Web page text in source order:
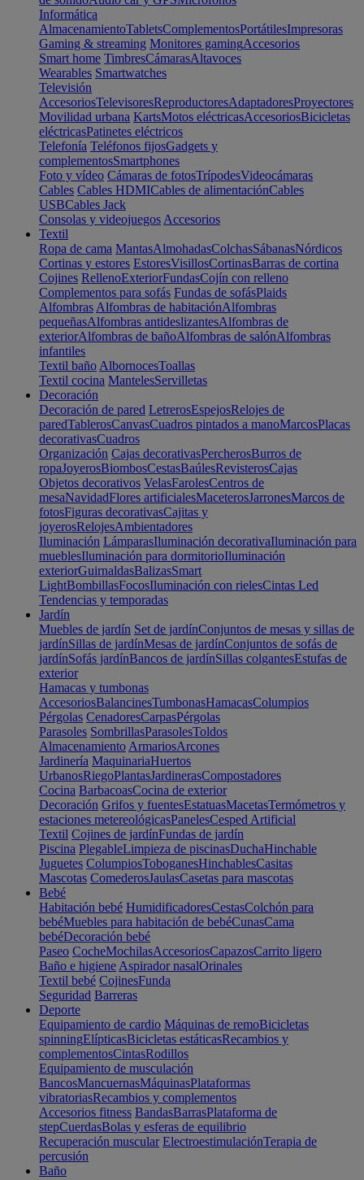
Informática
AlmacenamientoTabletsComplementosPortátilesImpresoras
Gaming & streaming Monitores gamingAccesorios
Smart home TimbresCámarasAltavoces
Wearables Smartwatches
Televisión
AccesoriosTelevisoresReproductoresAdaptadoresProyectores
Movilidad urbana KartsMotos eléctricasAccesoriosBicicletas
eléctricasPatinetes eléctricos
Telefonía Teléfonos fijosGadgets y
complementosSmartphones
Foto y vídeo Cámaras de fotosTrípodesVideocámaras
Cables Cables HDMICables de alimentaciónCables
USBCables Jack
Consolas y videojuegos Accesorios
Textil
Ropa de cama MantasAlmohadasColchasSábanasNórdicos
Cortinas y estores EstoresVisillosCortinasBarras de cortina
Cojines RellenoExteriorFundasCojín con relleno
Complementos para sofás Fundas de sofásPlaids
Alfombras Alfombras de habitaciónAlfombras
pequeñasAlfombras antideslizantesAlfombras de
exteriorAlfombras de bañoAlfombras de salónAlfombras
infantiles
Textil baño AlbornocesToallas
Textil cocina MantelesServilletas
Decoración
Decoración de pared LetrerosEspejosRelojes de
paredTablerosCanvasCuadros pintados a manoMarcosPlacas
decorativasCuadros
Organización Cajas decorativasPercherosBurros de
ropaJoyerosBiombosCestasBaúlesRevisterosCajas
Objetos decorativos VelasFarolesCentros de
mesaNavidadFlores artificialesMaceterosJarronesMarcos de
fotosFiguras decorativasCajitas y
joyerosRelojesAmbientadores
Iluminación LámparasIluminación decorativaIluminación para
mueblesIluminación para dormitorioIluminación
exteriorGuirnaldasBalizasSmart
LightBombillasFocosIluminación con rielesCintas Led
Tendencias y temporadas
Jardín
Muebles de jardín Set de jardínConjuntos de mesas y sillas de
jardínSillas de jardínMesas de jardínConjuntos de sofás de
jardínSofás jardínBancos de jardínSillas colgantesEstufas de
exterior
Hamacas y tumbonas
AccesoriosBalancinesTumbonasHamacasColumpios
Pérgolas CenadoresCarpasPérgolas
Parasoles SombrillasParasolesToldos
Almacenamiento ArmariosArcones
Jardinería MaquinariaHuertos
UrbanosRiegoPlantasJardinerasCompostadores
Cocina BarbacoasCocina de exterior
Decoración Grifos y fuentesEstatuasMacetasTermómetros y
estaciones metereológicasPanelesCesped Artificial
Textil Cojines de jardínFundas de jardín
Piscina PlegableLimpieza de piscinasDuchaHinchable
Juguetes ColumpiosToboganesHinchablesCasitas
Mascotas ComederosJaulasCasetas para mascotas
Bebé
Habitación bebé HumidificadoresCestasColchón para
bebéMuebles para habitación de bebéCunasCama
bebéDecoración bebé
Paseo CocheMochilasAccesoriosCapazosCarrito ligero
Baño e higiene Aspirador nasalOrinales
Textil bebé CojinesFunda
Seguridad Barreras
Deporte
Equipamiento de cardio Máquinas de remoBicicletas
spinningElípticasBicicletas estáticasRecambios y
complementosCintasRodillos
Equipamiento de musculación
BancosMancuernasMáquinasPlataformas
vibratoriasRecambios y complementos
Accesorios fitness BandasBarrasPlataforma de
stepCuerdasBolas y esferas de equilibrio
Recuperación muscular ElectroestimulaciónTerapia de
percusión
Baño